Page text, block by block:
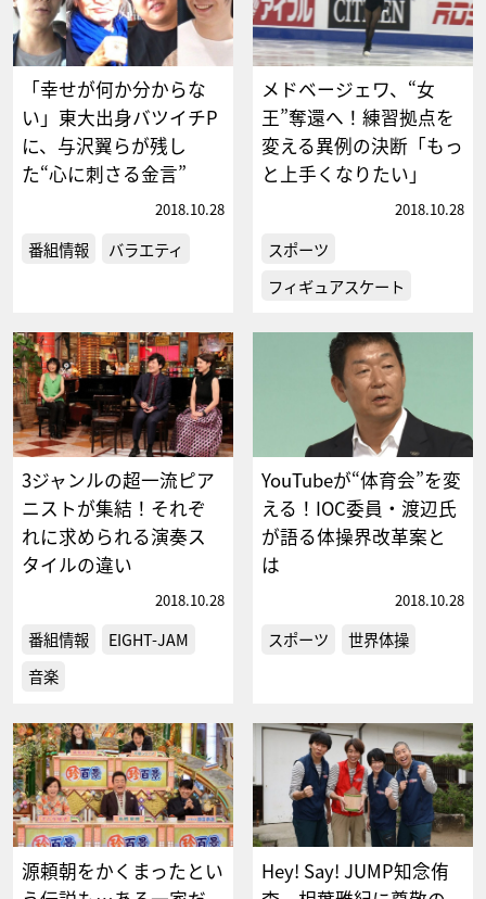
「幸せが何か分からな
い」東大出身バツイチP
に、与沢翼らが残し
た“心に刺さる金言”
2018.10.28
番組情報 バラエティ
メドベージェワ、“女
王”奪還へ！練習拠点を
変える異例の決断「もっ
と上手くなりたい」
2018.10.28
スポーツ
フィギュアスケート
3ジャンルの超一流ピア
ニストが集結！それぞ
れに求められる演奏ス
タイルの違い
2018.10.28
番組情報
EIGHT-JAM
音楽
YouTubeが“体育会”を変
える！IOC委員・渡辺氏
が語る体操界改革案と
は
2018.10.28
スポーツ 世界体操
源頼朝をかくまったとい
Hey! Say! JUMP知念侑